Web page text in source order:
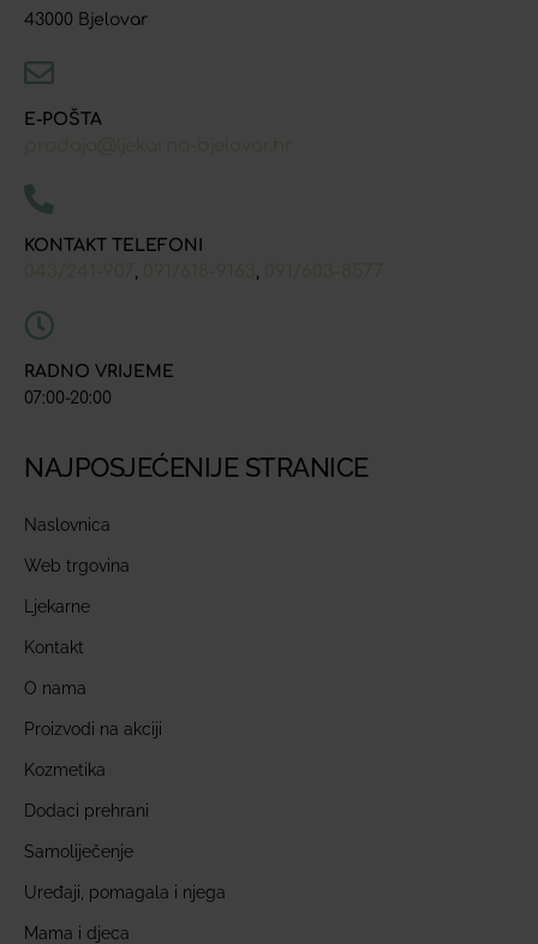
43000 Bjelovar
E-POŠTA
KONTAKT TELEFONI
RADNO VRIJEME
07:00-20:00
NAJPOSJEĆENIJE STRANICE
Naslovnica
Web trgovina
Ljekarne
Kontakt
O nama
Proizvodi na akciji
Kozmetika
Dodaci prehrani
Samoliječenje
Uređaji, pomagala i njega
Mama i djeca